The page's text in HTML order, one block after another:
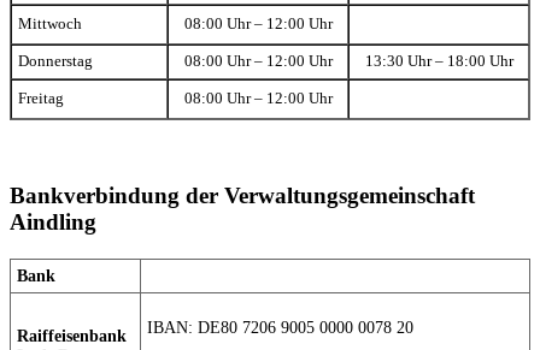
Mittwoch 08:00 Uhr – 12:00 Uhr
Donnerstag 08:00 Uhr – 12:00 Uhr 13:30 Uhr – 18:00 Uhr
Freitag 08:00 Uhr – 12:00 Uhr
Bankverbindung der Verwaltungsgemeinschaft
Aindling
Bank
Raiffeisenbank
IBAN: DE80 7206 9005 0000 0078 20